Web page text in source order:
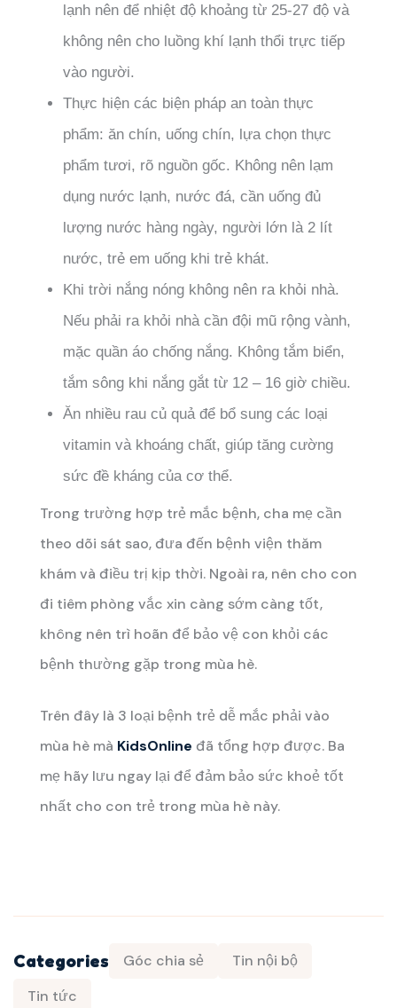
lạnh nên để nhiệt độ khoảng từ 25-27 độ và
không nên cho luồng khí lạnh thổi trực tiếp
vào người.
Thực hiện các biện pháp an toàn thực
phẩm: ăn chín, uống chín, lựa chọn thực
phẩm tươi, rõ nguồn gốc. Không nên lạm
dụng nước lạnh, nước đá, cần uống đủ
lượng nước hàng ngày, người lớn là 2 lít
nước, trẻ em uống khi trẻ khát.
Khi trời nắng nóng không nên ra khỏi nhà.
Nếu phải ra khỏi nhà cần đội mũ rộng vành,
mặc quần áo chống nắng. Không tắm biển,
tắm sông khi nắng gắt từ 12 – 16 giờ chiều.
Ăn nhiều rau củ quả để bổ sung các loại
vitamin và khoáng chất, giúp tăng cường
sức đề kháng của cơ thể.
Trong trường hợp trẻ mắc bệnh, cha mẹ cần
theo dõi sát sao, đưa đến bệnh viện thăm
khám và điều trị kịp thời. Ngoài ra, nên cho con
đi tiêm phòng vắc xin càng sớm càng tốt,
không nên trì hoãn để bảo vệ con khỏi các
bệnh thường gặp trong mùa hè.
Trên đây là 3 loại bệnh trẻ dễ mắc phải vào
mùa hè mà KidsOnline đã tổng hợp được. Ba
mẹ hãy lưu ngay lại để đảm bảo sức khoẻ tốt
nhất cho con trẻ trong mùa hè này.
Categories Góc chia sẻ
Tin nội bộ
Tin tức